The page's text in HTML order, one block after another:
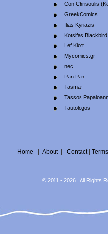
Con Chrisoulis
GreekComics
Ilias Kyriazis
Kotsifas Blackbird
Lef Kiort
Mycomics.gr
nec
Pan Pan
Tasmar
Tassos
Tautologos
Home About| Contact| Terms
© 2011 - 2026 . All Rights